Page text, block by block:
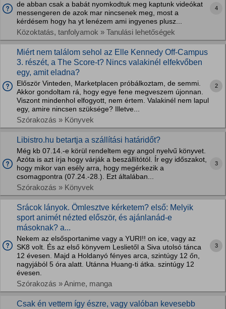
de abban csak a babát nyomkodtuk meg kaptunk videókat
messengeren de azok mar nincsenek meg, most a
kérdésem hogy ha yt lenézem ami ingyenes plusz...
Közoktatás, tanfolyamok » Tanulási lehetőségek
4
Miért nem találom sehol az Elle Kennedy Off-Campus
3. részét, a The Score-t? Nincs valakinél elfekvőben
egy, amit eladna?
Először Vinteden, Marketplacen próbálkoztam, de semmi.
Akkor gondoltam rá, hogy egye fene megveszem újonnan.
Viszont mindenhol elfogyott, nem értem. Valakinél nem lapul
egy, amire nincsen szüksége? Illetve...
Szórakozás » Könyvek
2
Libistro.hu betartja a szállítási határidőt?
Még kb 07.14.-e körül rendeltem egy angol nyelvű könyvet.
Azóta is azt írja hogy várják a beszállítótól. Ír egy időszakot,
hogy mikor van esély arra, hogy megérkezik a
csomagpontra (07.24.-28.). Ezt általában...
Szórakozás » Könyvek
3
Srácok lányok. Ömlesztve kérketem? első: Melyik
sport animét nézted először, és ajánlanád-e
másoknak? a...
Nekem az elsősportanime vagy a YURI!! on ice, vagy az
SK8 volt. És az első könyvem Leslietől a Siva utolsó tánca
12 évesen. Majd a Holdanyó fényes arca, szintúgy 12 őn,
nagyjából 5 óra alatt. Utánna Huang-ti átka. szintúgy 12
évesen.
Szórakozás » Anime, manga
3
Csak én vettem így észre, vagy valóban kevesebb